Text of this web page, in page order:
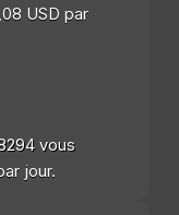
USD par
vous
jour.